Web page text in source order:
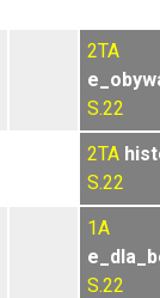
2TA
S.22
2TA
S.22
1A
S.22